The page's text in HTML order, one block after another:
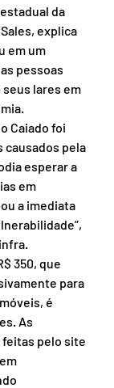
da
explica
em um
pessoas
lares em
Caiado foi
causados pela
esperar a
em
a imediata
350, que
para
é
As
pelo site